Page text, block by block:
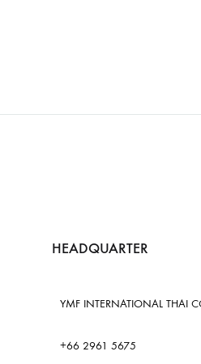
HEADQUARTER
YMF INTERNATIONAL THAI
+66 2961 5675